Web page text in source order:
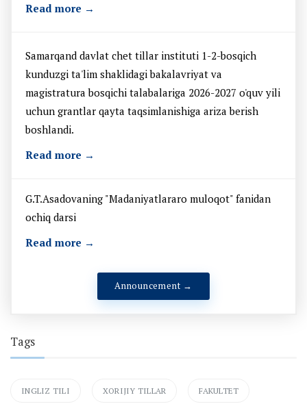
Read more →
Samarqand davlat chet tillar instituti 1-2-bosqich
kunduzgi ta'lim shaklidagi bakalavriyat va
magistratura bosqichi talabalariga 2026-2027 o'quv yili
uchun grantlar qayta taqsimlanishiga ariza berish
boshlandi.
Read more →
G.T.Asadovaning "Madaniyatlararo muloqot" fanidan
ochiq darsi
Read more →
Announcement →
Tags
INGLIZ TILI XORIJIY TILLAR FAKULTET